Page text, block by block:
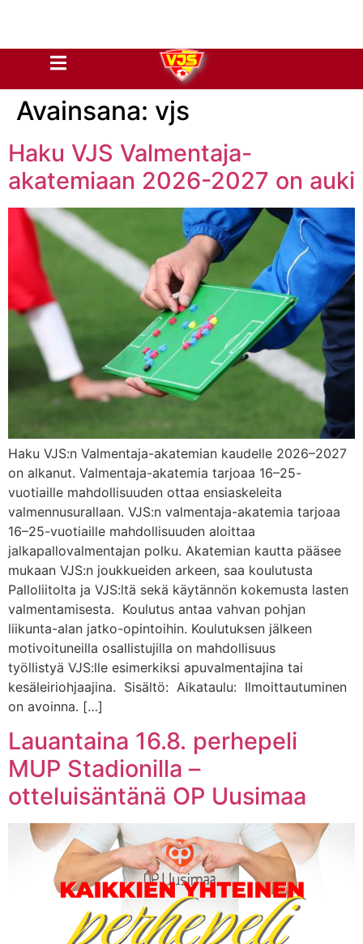
Avainsana: vjs
Haku VJS Valmentaja-
akatemiaan 2026-2027 on auki
Haku VJS:n Valmentaja-akatemian kaudelle 2026–2027
on alkanut. Valmentaja-akatemia tarjoaa 16–25-
vuotiaille mahdollisuuden ottaa ensiaskeleita
valmennusurallaan. VJS:n valmentaja-akatemia tarjoaa
16–25-vuotiaille mahdollisuuden aloittaa
jalkapallovalmentajan polku. Akatemian kautta pääsee
mukaan VJS:n joukkueiden arkeen, saa koulutusta
Palloliitolta ja VJS:ltä sekä käytännön kokemusta lasten
valmentamisesta. Koulutus antaa vahvan pohjan
liikunta-alan jatko-opintoihin. Koulutuksen jälkeen
motivoituneilla osallistujilla on mahdollisuus
työllistyä VJS:lle esimerkiksi apuvalmentajina tai
kesäleiriohjaajina. Sisältö: Aikataulu: Ilmoittautuminen
on avoinna. […]
Lauantaina 16.8. perhepeli
MUP Stadionilla –
otteluisäntänä OP Uusimaa